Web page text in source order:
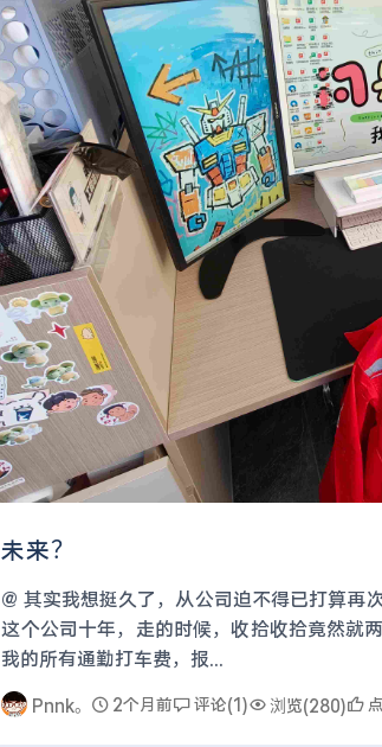
未来？
@ 其实我想挺久了，从公司迫不得已打算再
这个公司十年，走的时候，收拾收拾竟然就
我的所有通勤打车费，报...
Pnnk。 2个月前 评论(1) 浏览(280)